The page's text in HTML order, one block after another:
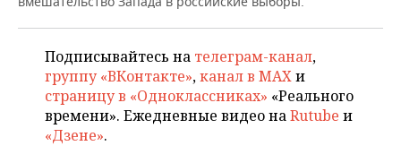
ТЕЛЕКОММУНИКАЦИИ
ONLINE-КОНФЕРЕНЦИИ
ОТКРЫТАЯ ЛЕКЦИЯ
ХОККЕЙ
БАСКЕТБОЛ
ВОЛЕЙБОЛ
ВЛАСТЬ
ИНФРАСТРУКТУРА
ИСТОРИЯ
СЮЖЕТЫ
СПРАВОЧНИК
СПИСОК ПЕРСОН
ПОЛНАЯ ВЕРСИЯ
Подписывайтесь на телеграм-канал,
группу «ВКонтакте»,канал в MAXи
страницу в «Одноклассниках» «Реального
времени». Ежедневные видео наRutube и
«Дзене».